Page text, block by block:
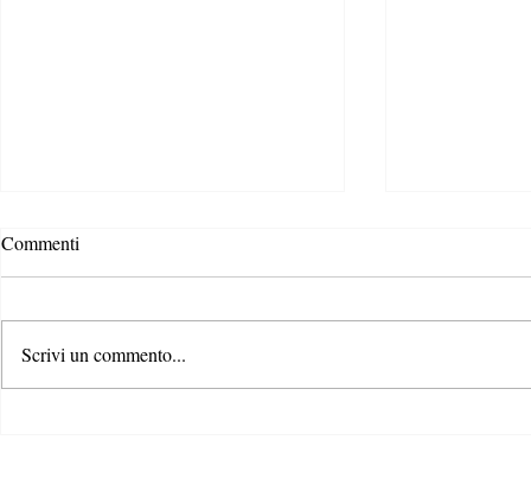
Commenti
Scrivi un commento...